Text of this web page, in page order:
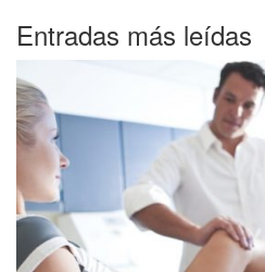
Entradas más leídas